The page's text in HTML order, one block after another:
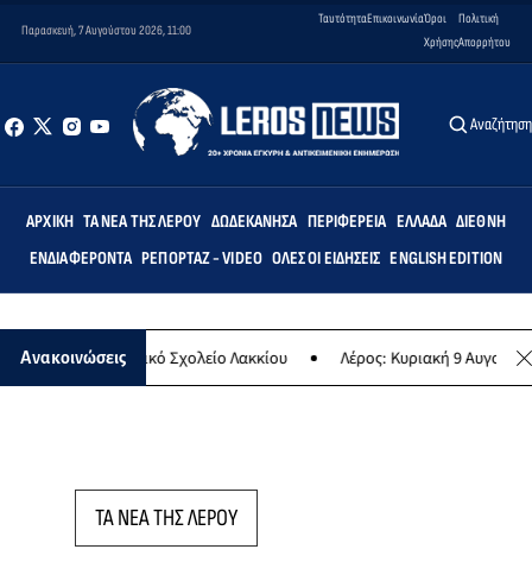
Παρασκευή, 7 Αυγούστου 2026, 11:00
ΤαυτότηταΕπικοινωνίαΌροι
Χρήσης
Πολιτική
Απορρήτου
Αναζήτηση
ΑΡΧΙΚΉ ΤΑ ΝΈΑ ΤΗΣ ΛΈΡΟΥ ΔΩΔΕΚΆΝΗΣΑ ΠΕΡΙΦΈΡΕΙΑ ΕΛΛΆΔΑ ΔΙΕΘΝΉ
ΕΝΔΙΑΦΈΡΟΝΤΑ ΡΕΠΟΡΤΆΖ - VIDEO ΌΛΕΣ ΟΙ ΕΙΔΉΣΕΙΣ ENGLISH EDITION
Ανακοινώσεις
στο Δημοτικό Σχολείο Λακκίου Λέρος: Κυριακή 9 Αυγούστου
ΤΑ ΝΕΑ ΤΗΣ ΛΕΡΟΥ